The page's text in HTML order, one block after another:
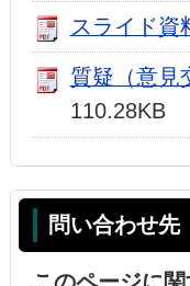
スライド資
質疑（意見
110.28KB
問い合わせ先
このページに